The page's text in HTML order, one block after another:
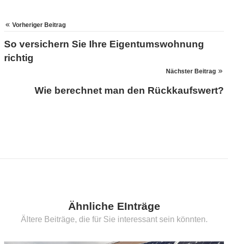
Vorheriger Beitrag
So versichern Sie Ihre Eigentumswohnung
richtig
Nächster Beitrag
Wie berechnet man den Rückkaufswert?
Ähnliche EInträge
Ältere Beiträge, die für Sie interessant sein könnten.